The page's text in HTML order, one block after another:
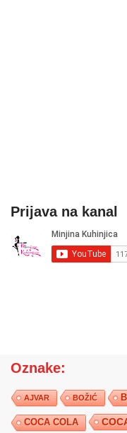
Prijava na kanal
Oznake:
AJVAR BOŽIĆ
COCA COLA